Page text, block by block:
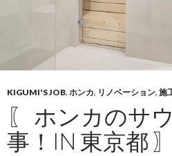
KIGUMI'S JOB, ホンカ, リノベーション, 施
〖 ホンカのサ
事！IN 東京都 〗